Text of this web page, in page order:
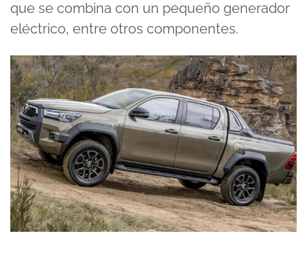
que se combina con un pequeño generador
eléctrico, entre otros componentes.